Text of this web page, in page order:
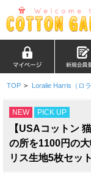
TOP > Loralie Harris（ロ
NEW PICK UP
【USAコットン
の所を1100円の
リス生地5枚セッ